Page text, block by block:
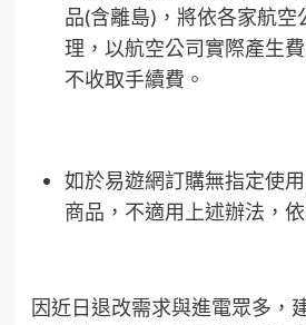
品(含離島)，將依各家航空
理，以航空公司實際產生
不收取手續費。
如於易遊網訂購無指定使
商品，不適用上述辦法，
因近日退改需求與進電眾多，